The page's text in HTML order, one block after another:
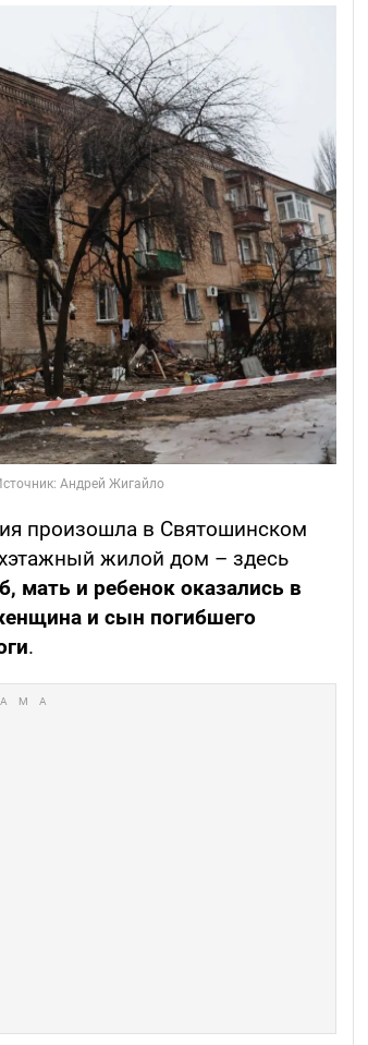
произошла в Святошинском
жилой дом – здесь
мать и ребенок оказались в
и сын погибшего
.